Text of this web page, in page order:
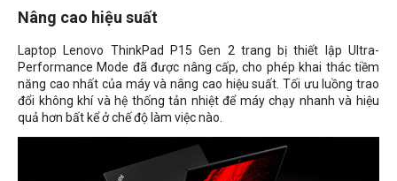
Nâng cao hiệu suất
Laptop Lenovo ThinkPad P15 Gen 2 trang bị thiết lập Ultra-
Performance Mode đã được nâng cấp, cho phép khai thác tiềm
năng cao nhất của máy và nâng cao hiệu suất. Tối ưu luồng trao
đổi không khí và hệ thống tản nhiệt để máy chạy nhanh và hiệu
quả hơn bất kể ở chế độ làm việc nào.